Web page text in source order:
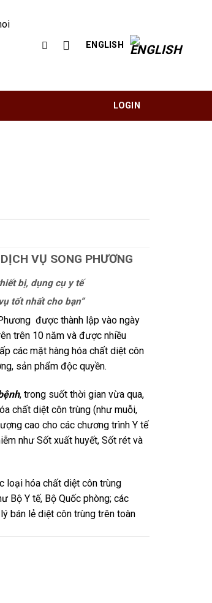
ENGLISH
LOGIN
VỤ SONG PHƯƠNG
bị, dụng cụ y tế
tốt nhất cho bạn”
được thành lập vào ngày
trên 10 năm và được nhiều
các mặt hàng hóa chất diệt côn
sản phẩm độc quyền.
, trong suốt thời gian vừa qua,
chất diệt côn trùng (như muỗi,
cao cho các chương trình Y tế
như Sốt xuất huyết, Sốt rét và
loại hóa chất diệt côn trùng
Bộ Y tế, Bộ Quốc phòng; các
bán lẻ diệt côn trùng trên toàn